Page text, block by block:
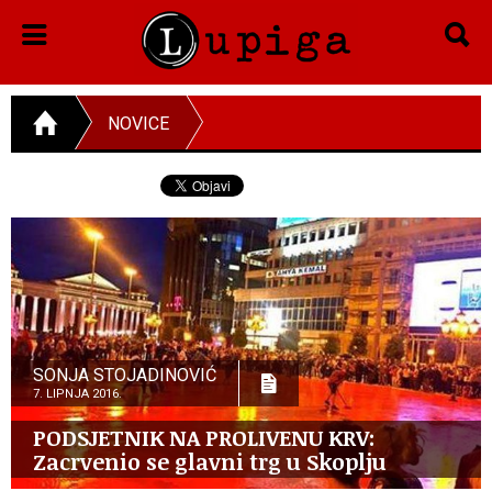
NOVICE
SONJA STOJADINOVIĆ
7. LIPNJA 2016.
PODSJETNIK NA PROLIVENU KRV:
Zacrvenio se glavni trg u Skoplju